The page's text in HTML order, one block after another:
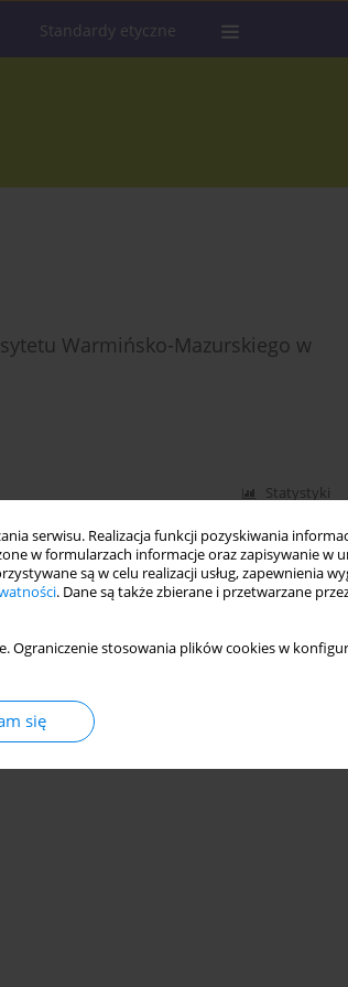
serwisu. Realizacja funkcji pozyskiwania
w formularzach informacje oraz zapisywanie w
są w celu realizacji usług, zapewnienia
. Dane są także zbierane i przetwarzane
Ograniczenie stosowania plików cookies w
się
Standardy etyczne
Warmińsko-Mazurskiego w
Statystyki